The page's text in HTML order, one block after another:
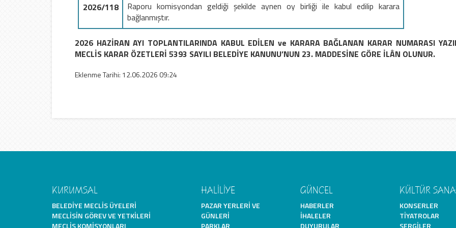
2026/118
Raporu komisyondan geldiği şekilde aynen oy birliği ile kabul edilip karara
bağlanmıştır.
2026 HAZİRAN AYI TOPLANTILARINDA KABUL EDİLEN ve KARARA BAĞLANAN KARAR NUMARASI
MECLİS KARAR ÖZETLERİ 5393 SAYILI BELEDİYE KANUNU’NUN 23. MADDESİNE GÖRE İLÂN OLUNUR.
Eklenme Tarihi: 12.06.2026 09:24
KURUMSAL
BELEDIYE MECLIS ÜYELERI
MECLISIN GÖREV VE YETKILERI
MECLIS KOMISYONLARI
HALİLİYE
PAZAR YERLERI VE
GÜNLERI
PARKLAR
GÜNCEL
HABERLER
İHALELER
DUYURULAR
KÜLTÜR
KONSERLER
TIYATROLAR
SERGILER